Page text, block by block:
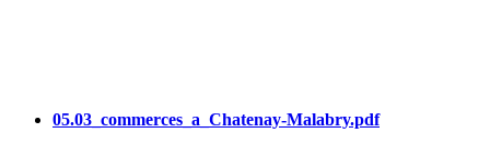
05.03_commerces_a_Chatenay-Malabry.pdf